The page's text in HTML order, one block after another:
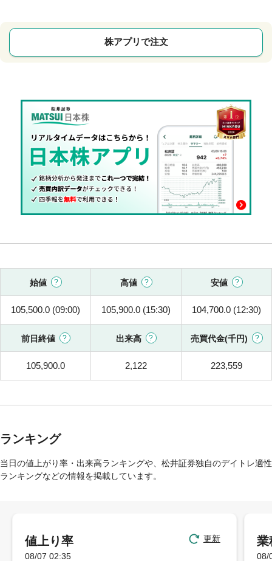
株アプリで注文
始値 高値 安値
105,500.0 (09:00) 105,900.0 (15:30) 104,700.0 (12:30)
前日終値 出来高 売買代金(千円)
105,900.0 2,122 223,559
ランキング
当日の値上がり率・出来高ランキングや、松井証券独自のデイトレ適性
ランキングなどの情報を掲載しています。